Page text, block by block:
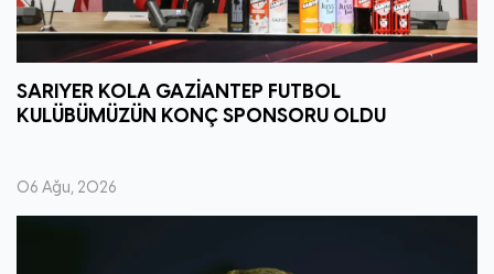
SARIYER KOLA GAZİANTEP FUTBOL
KULÜBÜMÜZÜN KONÇ SPONSORU OLDU
06 Ağu, 2026